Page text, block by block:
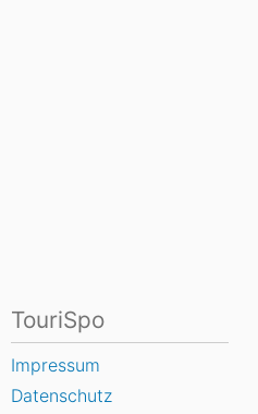
TouriSpo
Impressum
Datenschutz